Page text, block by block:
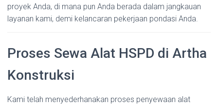
proyek Anda, di mana pun Anda berada dalam jangkauan
layanan kami, demi kelancaran pekerjaan pondasi Anda.
Proses Sewa Alat HSPD di Artha
Konstruksi
Kami telah menyederhanakan proses penyewaan alat